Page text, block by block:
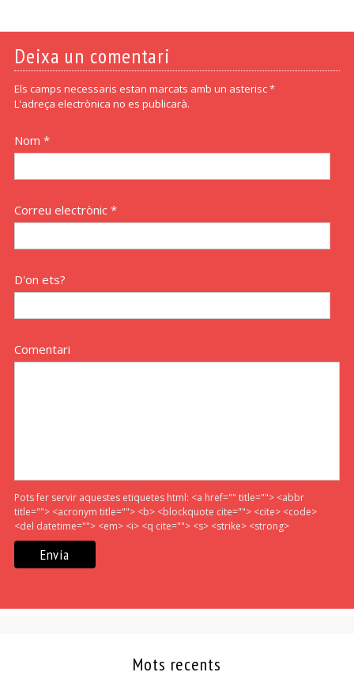
Deixa un comentari
Els camps necessaris estan marcats amb un asterisc *
L'adreça electrònica no es publicarà.
Nom *
Correu electrònic *
D'on ets?
Comentari
Pots fer servir aquestes etiquetes html: <a href="" title=""> <abbr
title=""> <acronym title=""> <b> <blockquote cite=""> <cite> <code>
<del datetime=""> <em> <i> <q cite=""> <s> <strike> <strong>
Mots recents